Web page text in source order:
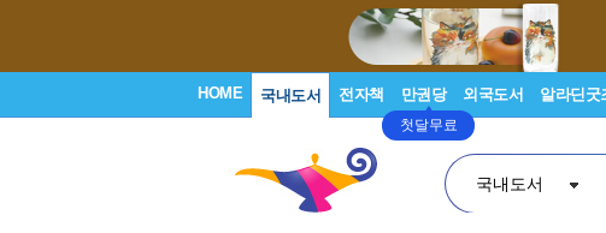
HOME 국내도서 전자책 만권당
첫달무료
외국도서 알라딘굿
국내도서